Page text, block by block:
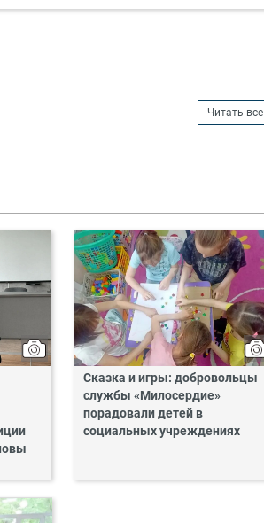
Читать все
Сказка и игры: добровольцы
службы «Милосердие»
порадовали детей в
социальных учреждениях